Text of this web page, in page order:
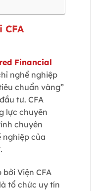
Financial
nghề nghiệp
chuẩn vàng”
tư. CFA
lực chuyên
chuyên
nghiệp của
Viện CFA
tổ chức uy tín